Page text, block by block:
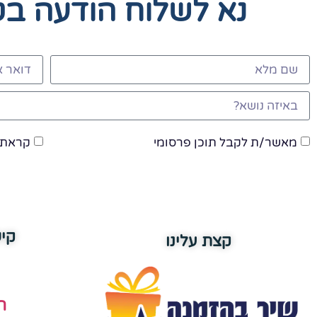
נא לשלוח הודעה
מאשר/ת לקבל תוכן פרסומי
קצת עלינו